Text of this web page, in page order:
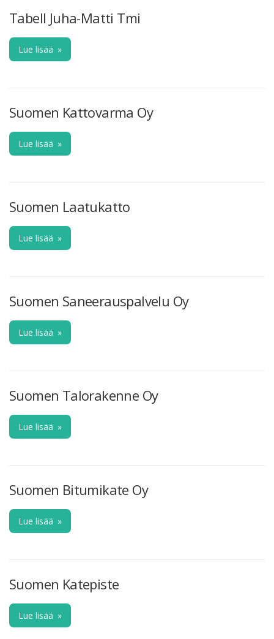
Tabell Juha-Matti Tmi
Lue lisää »
Suomen Kattovarma Oy
Lue lisää »
Suomen Laatukatto
Lue lisää »
Suomen Saneerauspalvelu Oy
Lue lisää »
Suomen Talorakenne Oy
Lue lisää »
Suomen Bitumikate Oy
Lue lisää »
Suomen Katepiste
Lue lisää »